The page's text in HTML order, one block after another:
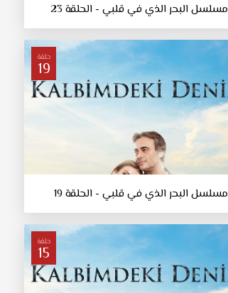
مسلسل البحر الذي في قلبي - الحلقة 23
حلقة
19
مسلسل البحر الذي في قلبي - الحلقة 19
حلقة
15